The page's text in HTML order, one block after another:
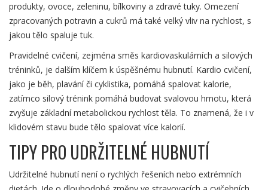
produkty, ovoce, zeleninu, bílkoviny a zdravé tuky. Omezení
zpracovaných potravin a cukrů má také velký vliv na rychlost, s
jakou tělo spaluje tuk.
Pravidelné cvičení, zejména směs kardiovaskulárních a silových
tréninků, je dalším klíčem k úspěšnému hubnutí. Kardio cvičení,
jako je běh, plavání či cyklistika, pomáhá spalovat kalorie,
zatímco silový trénink pomáhá budovat svalovou hmotu, která
zvyšuje základní metabolickou rychlost těla. To znamená, že i v
klidovém stavu bude tělo spalovat více kalorií.
TIPY PRO UDRŽITELNÉ HUBNUTÍ
Udržitelné hubnutí není o rychlých řešeních nebo extrémních